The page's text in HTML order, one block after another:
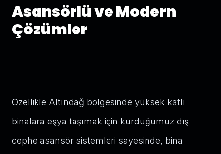
Asansörlü ve Modern
Çözümler
Özellikle Altındağ bölgesinde yüksek katlı
binalara eşya taşımak için kurduğumuz dış
cephe asansör sistemleri sayesinde, bina